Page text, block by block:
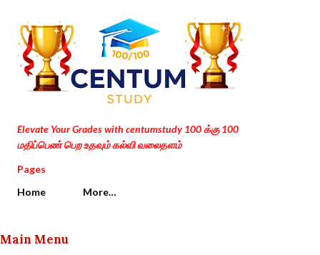
Skip to main content
Elevate Your Grades with centumstudy 100 க்கு 100
மதிப்பெண் பெற உதவும் கல்வி வலைதளம்
Pages
Home
More…
Main Menu